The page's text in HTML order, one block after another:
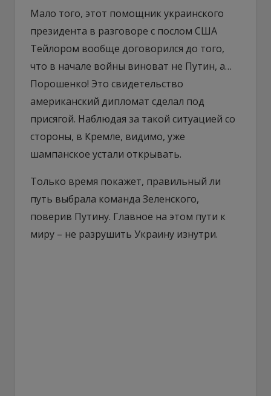
Мало того, этот помощник украинского
президента в разговоре с послом США
Тейлором вообще договорился до того,
что в начале войны виноват не Путин, а…
Порошенко! Это свидетельство
американский дипломат сделал под
присягой. Наблюдая за такой ситуацией со
стороны, в Кремле, видимо, уже
шампанское устали открывать.
Только время покажет, правильный ли
путь выбрала команда Зеленского,
поверив Путину. Главное на этом пути к
миру – не разрушить Украину изнутри.